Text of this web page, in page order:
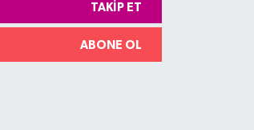
TAKIP ET
ABONE OL